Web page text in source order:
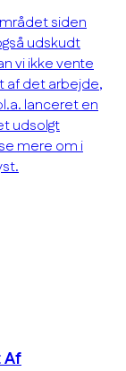
siden
udskudt
vi ikke vente
af det arbejde,
lanceret en
udsolgt
mere om i
Af